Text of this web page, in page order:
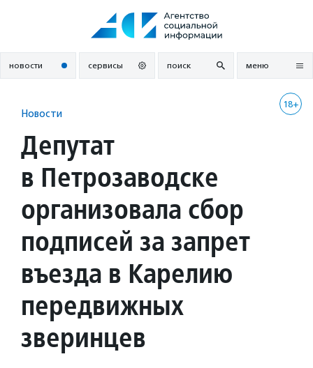
новости сервисы поиск меню
18+
Новости
Депутат
в Петрозаводске
организовала сбор
подписей за запрет
въезда в Карелию
передвижных
зверинцев